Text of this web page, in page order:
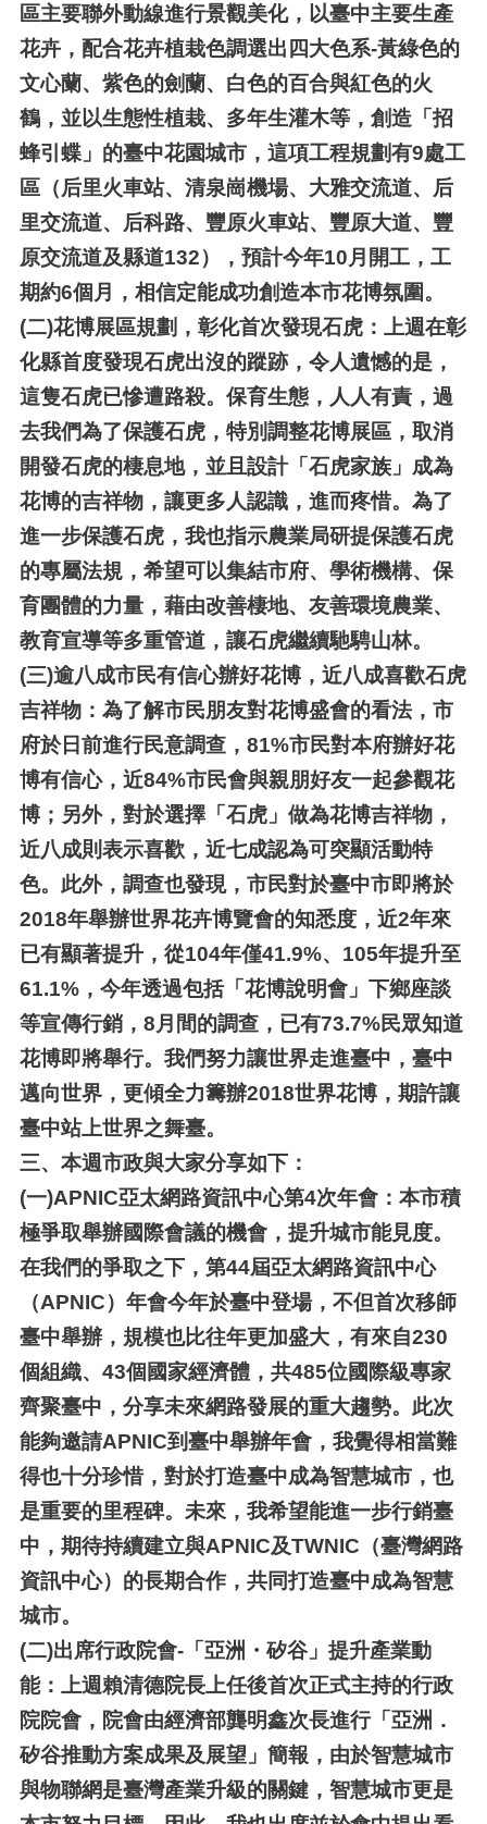
區主要聯外動線進行景觀美化，以臺中主要生產
花卉，配合花卉植栽色調選出四大色系-黃綠色的
文心蘭、紫色的劍蘭、白色的百合與紅色的火
鶴，並以生態性植栽、多年生灌木等，創造「招
蜂引蝶」的臺中花園城市，這項工程規劃有9處工
區（后里火車站、清泉崗機場、大雅交流道、后
里交流道、后科路、豐原火車站、豐原大道、豐
原交流道及縣道132），預計今年10月開工，工
期約6個月，相信定能成功創造本市花博氛圍。
(二)花博展區規劃，彰化首次發現石虎：上週在彰
化縣首度發現石虎出沒的蹤跡，令人遺憾的是，
這隻石虎已慘遭路殺。保育生態，人人有責，過
去我們為了保護石虎，特別調整花博展區，取消
開發石虎的棲息地，並且設計「石虎家族」成為
花博的吉祥物，讓更多人認識，進而疼惜。為了
進一步保護石虎，我也指示農業局研提保護石虎
的專屬法規，希望可以集結市府、學術機構、保
育團體的力量，藉由改善棲地、友善環境農業、
教育宣導等多重管道，讓石虎繼續馳騁山林。
(三)逾八成市民有信心辦好花博，近八成喜歡石虎
吉祥物：為了解市民朋友對花博盛會的看法，市
府於日前進行民意調查，81%市民對本府辦好花
博有信心，近84%市民會與親朋好友一起參觀花
博；另外，對於選擇「石虎」做為花博吉祥物，
近八成則表示喜歡，近七成認為可突顯活動特
色。此外，調查也發現，市民對於臺中市即將於
2018年舉辦世界花卉博覽會的知悉度，近2年來
已有顯著提升，從104年僅41.9%、105年提升至
61.1%，今年透過包括「花博說明會」下鄉座談
等宣傳行銷，8月間的調查，已有73.7%民眾知道
花博即將舉行。我們努力讓世界走進臺中，臺中
邁向世界，更傾全力籌辦2018世界花博，期許讓
臺中站上世界之舞臺。
三、 本週市政與大家分享如下：
(一)APNIC亞太網路資訊中心第4次年會：本市積
極爭取舉辦國際會議的機會，提升城市能見度。
在我們的爭取之下，第44屆亞太網路資訊中心
（APNIC）年會今年於臺中登場，不但首次移師
臺中舉辦，規模也比往年更加盛大，有來自230
個組織、43個國家經濟體，共485位國際級專家
齊聚臺中，分享未來網路發展的重大趨勢。此次
能夠邀請APNIC到臺中舉辦年會，我覺得相當難
得也十分珍惜，對於打造臺中成為智慧城市，也
是重要的里程碑。未來，我希望能進一步行銷臺
中，期待持續建立與APNIC及TWNIC（臺灣網路
資訊中心）的長期合作，共同打造臺中成為智慧
城市。
(二)出席行政院會-「亞洲・矽谷」提升產業動
能：上週賴清德院長上任後首次正式主持的行政
院院會，院會由經濟部龔明鑫次長進行「亞洲．
矽谷推動方案成果及展望」簡報，由於智慧城市
與物聯網是臺灣產業升級的關鍵，智慧城市更是